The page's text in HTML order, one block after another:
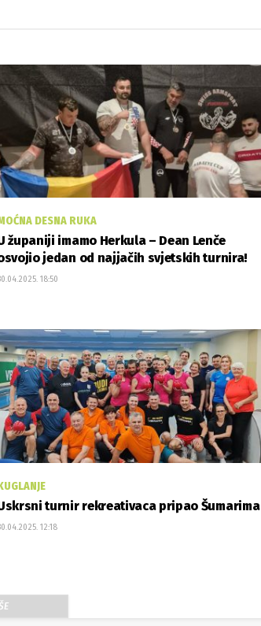
DESNA RUKA
županiji imamo Herkula – Dean Lenče
jedan od najjačih svjetskih turnira!
18:50
turnir rekreativaca pripao Šumarima
12:18